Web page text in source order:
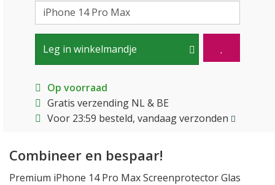
Leg in winkelmandje
Op voorraad
Gratis verzending NL & BE
Voor 23:59 besteld, vandaag verzonden
Combineer en bespaar!
Premium iPhone 14 Pro Max Screenprotector Glas